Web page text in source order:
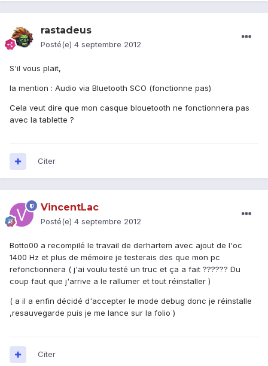
rastadeus
Posté(e) 4 septembre 2012
S'il vous plait,
la mention : Audio via Bluetooth SCO (fonctionne pas)
Cela veut dire que mon casque blouetooth ne fonctionnera pas
avec la tablette ?
Citer
VincentLac
Posté(e) 4 septembre 2012
Botto00 a recompilé le travail de derhartem avec ajout de l'oc
1400 Hz et plus de mémoire je testerais des que mon pc
refonctionnera ( j'ai voulu testé un truc et ça a fait ?????? Du
coup faut que j'arrive a le rallumer et tout réinstaller )
( a il a enfin décidé d'accepter le mode debug donc je réinstalle
,resauvegarde puis je me lance sur la folio )
Citer